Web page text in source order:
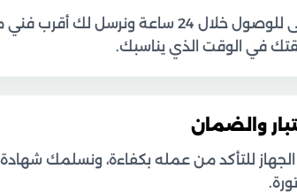
نسعى للوصول خلال 24 ساعة ونرسل لك
في الوقت الذي يناسبك.
والضمان
الجهاز للتأكد من عمله بكفاءة، ونسلمك